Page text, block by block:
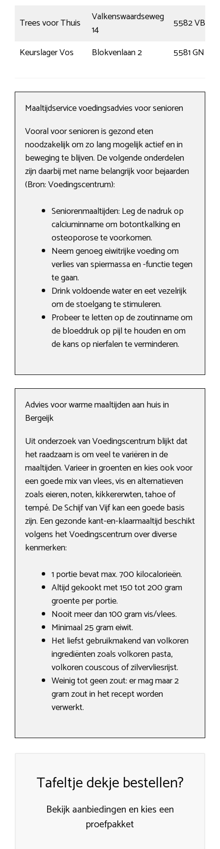
Trees voor Thuis
Valkenswaardseweg
14
5582 VB
Keurslager Vos
Blokvenlaan 2 5581 GN
Maaltijdservice voedingsadvies voor senioren
Vooral voor senioren is gezond eten
noodzakelijk om zo lang mogelijk actief en in
beweging te blijven. De volgende onderdelen
zijn daarbij met name belangrijk voor bejaarden
(Bron: Voedingscentrum):
Seniorenmaaltijden: Leg de nadruk op
calciuminname om botontkalking en
osteoporose te voorkomen.
Neem genoeg eiwitrijke voeding om
verlies van spiermassa en -functie tegen
te gaan.
Drink voldoende water en eet vezelrijk
om de stoelgang te stimuleren.
Probeer te letten op de zoutinname om
de bloeddruk op pijl te houden en om
de kans op nierfalen te verminderen.
Advies voor warme maaltijden aan huis in
Bergeijk
Uit onderzoek van Voedingscentrum blijkt dat
het raadzaam is om veel te variëren in de
maaltijden. Varieer in groenten en kies ook voor
een goede mix van vlees, vis en alternatieven
zoals eieren, noten, kikkererwten, tahoe of
tempé. De Schijf van Vijf kan een goede basis
zijn. Een gezonde kant-en-klaarmaaltijd beschikt
volgens het Voedingscentrum over diverse
kenmerken:
1 portie bevat max. 700 kilocalorieën.
Altijd gekookt met 150 tot 200 gram
groente per portie.
Nooit meer dan 100 gram vis/vlees.
Minimaal 25 gram eiwit.
Het liefst gebruikmakend van volkoren
ingrediënten zoals volkoren pasta,
volkoren couscous of zilvervliesrijst.
Weinig tot geen zout: er mag maar 2
gram zout in het recept worden
verwerkt.
Tafeltje dekje bestellen?
Bekijk aanbiedingen en kies een
proefpakket